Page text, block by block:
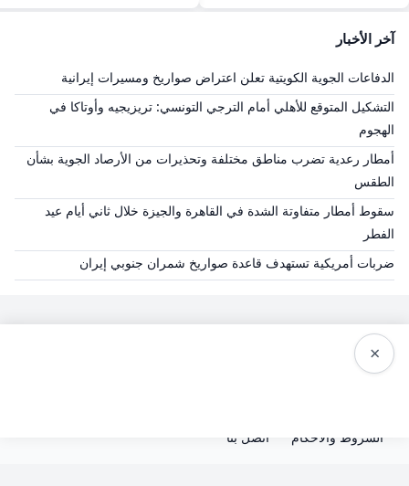
آخر الأخبار
الدفاعات الجوية الكويتية تعلن اعتراض صواريخ ومسيرات إيرانية
التشكيل المتوقع للأهلي أمام الترجي التونسي: تريزيجيه وأوتاكا في
الهجوم
أمطار رعدية تضرب مناطق مختلفة وتحذيرات من الأرصاد الجوية بشأن
الطقس
سقوط أمطار متفاوتة الشدة في القاهرة والجيزة خلال ثاني أيام عيد
الفطر
ضربات أمريكية تستهدف قاعدة صواريخ شمران جنوبي إيران
×
الشروط والاحكام اتصل بنا